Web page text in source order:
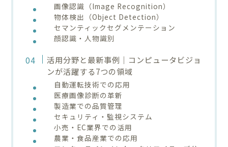
画像認識（Image Recognition）
物体検出（Object Detection）
セマンティックセグメンテーション
顔認識・人物識別
活用分野と最新事例｜コンピュータビジョ
ンが活躍する7つの領域
自動運転技術での応用
医療画像診断の革新
製造業での品質管理
セキュリティ・監視システム
小売・EC業界での活用
農業・食品産業での応用